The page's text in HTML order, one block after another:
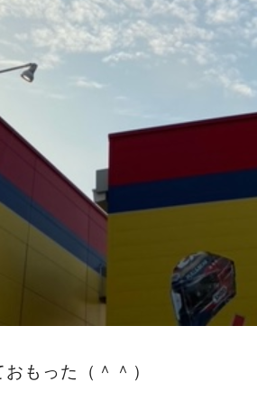
おもった（＾＾）